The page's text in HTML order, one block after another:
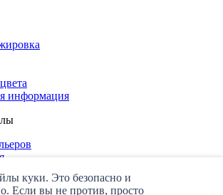
информация
куки. Это безопасно и
Если вы не против, просто